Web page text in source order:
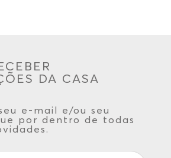
DA CASA
e-mail e/ou seu
por dentro de todas